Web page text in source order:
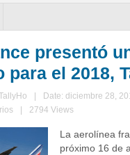
presentó
para el 2018,
Date: diciembre 28,
2794 Views
La aerolínea
próximo 16 de